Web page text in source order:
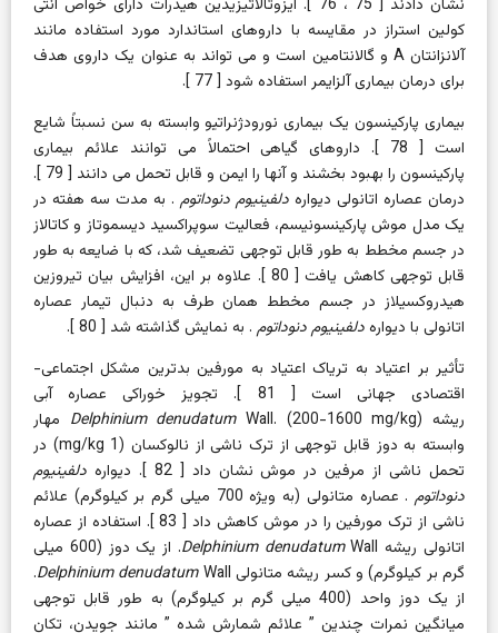
نشان دادند [ 75 ، 76 ]. ایزوتالاتیزیدین هیدرات دارای خواص آنتی
کولین استراز در مقایسه با داروهای استاندارد مورد استفاده مانند
آلانزانتان A و گالانتامین است و می تواند به عنوان یک داروی هدف
برای درمان بیماری آلزایمر استفاده شود [77
].
بیماری پارکینسون یک بیماری نورودژنراتیو وابسته به سن نسبتاً شایع
است [ 78 ]. داروهای گیاهی احتمالاً می توانند علائم بیماری
پارکینسون را بهبود بخشند و آنها را ایمن و قابل تحمل می دانند [ 79
].
درمان عصاره اتانولی دیواره دلفینیوم دنوداتوم. به مدت سه هفته در
یک مدل موش پارکینسونیسم، فعالیت سوپراکسید دیسموتاز و کاتالاز
در جسم مخطط به طور قابل توجهی تضعیف شد، که با ضایعه به طور
قابل توجهی کاهش یافت [ 80 ]. علاوه بر این، افزایش بیان تیروزین
هیدروکسیلاز در جسم مخطط همان طرف به دنبال تیمار عصاره
اتانولی با دیوارهدلفینیوم دنوداتوم. به نمایش گذاشته شد [ 80
].
تأثیر بر اعتیاد به تریاکاعتیاد به مورفین بدترین مشکل اجتماعی-
اقتصادی جهانی است [
81 ]. تجویز خوراکی عصاره آبی
ریشه
Delphinium denudatum Wall. (200-1600 mg/kg) مهار
وابسته به دوز قابل توجهی از ترک ناشی از نالوکسان (1 mg/kg) در
تحمل ناشی از مرفین در موش نشان داد [82
]. دیواره دلفینیوم
دنوداتوم
. عصاره متانولی (به ویژه 700 میلی گرم بر کیلوگرم) علائم
ناشی از ترک مورفین را در موش کاهش داد [ 83]. استفاده از عصاره
اتانولی ریشه
Delphinium denudatum
Wall. از یک دوز (600 میلی
گرم بر کیلوگرم) و کسر ریشه متانولی
Delphinium denudatum
Wall.
از یک دوز واحد (400 میلی گرم بر کیلوگرم) به طور قابل توجهی
میانگین نمرات چندین ” علائم شمارش شده ” مانند جویدن، تکان